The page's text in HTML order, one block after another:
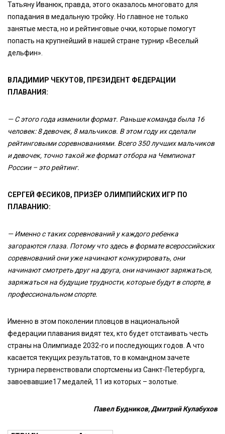
Татьяну Иванюк, правда, этого оказалось многовато для
попадания в медальную тройку. Но главное не только
занятые места, но и рейтинговые очки, которые помогут
попасть на крупнейший в нашей стране турнир «Веселый
дельфин».
ВЛАДИМИР ЧЕКУТОВ, ПРЕЗИДЕНТ ФЕДЕРАЦИИ
ПЛАВАНИЯ:
— С этого года изменили формат. Раньше команда была 16
человек: 8 девочек, 8 мальчиков. В этом году их сделали
рейтинговыми соревнованиями. Всего 350 лучших мальчиков
и девочек, точно такой же формат отбора на Чемпионат
России – это рейтинг.
СЕРГЕЙ ФЕСИКОВ, ПРИЗЁР ОЛИМПИЙСКИХ ИГР ПО
ПЛАВАНИЮ:
— Именно с таких соревнований у каждого ребенка
загораются глаза. Потому что здесь в формате всероссийских
соревнований они уже начинают конкурировать, они
начинают смотреть друг на друга, они начинают заряжаться,
заряжаться на будущие трудности, которые будут в спорте, в
профессиональном спорте.
Именно в этом поколении пловцов в национальной
федерации плавания видят тех, кто будет отстаивать честь
страны на Олимпиаде 2032-го и последующих годов. А что
касается текущих результатов, то в командном зачете
турнира первенствовали спортсмены из Санкт-Петербурга,
завоевавшие17 медалей, 11 из которых – золотые.
Павел Будников, Дмитрий Кулабухов